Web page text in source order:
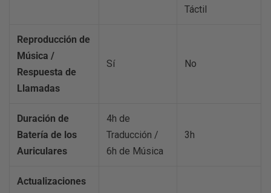
Táctil
Reproducción de
Música /
Respuesta de
Llamadas
Sí No
Duración de
Batería de los
Auriculares
4h de
Traducción /
6h de Música
3h
Actualizaciones